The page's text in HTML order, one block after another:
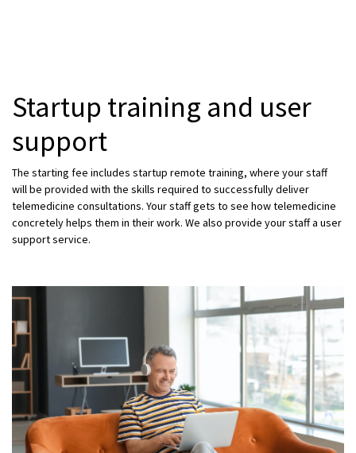
Startup training and user
support
The starting fee includes startup remote training, where your staff
will be provided with the skills required to successfully deliver
telemedicine consultations. Your staff gets to see how telemedicine
concretely helps them in their work. We also provide your staff a user
support service.